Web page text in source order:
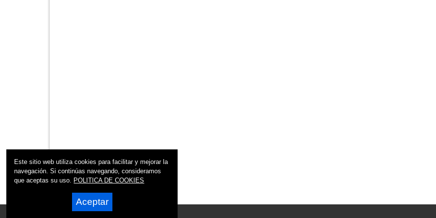
Este sitio web utiliza cookies para facilitar y mejorar la
navegación. Si continúas navegando, consideramos
que aceptas su uso. POLITICA DE COOKIES
Aceptar